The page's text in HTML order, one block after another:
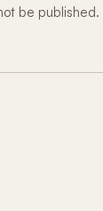
be published.